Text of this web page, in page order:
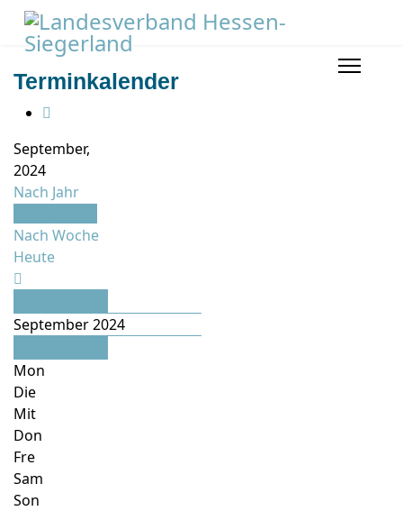
Terminkalender
September,
2024
Nach Jahr
Nach Woche
Heute
September 2024
Mon
Die
Mit
Don
Fre
Sam
Son